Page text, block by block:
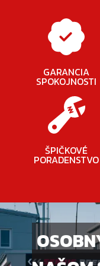
GARANCIA
SPOKOJNOSTI
ŠPIČKOVÉ
PORADENSTVO